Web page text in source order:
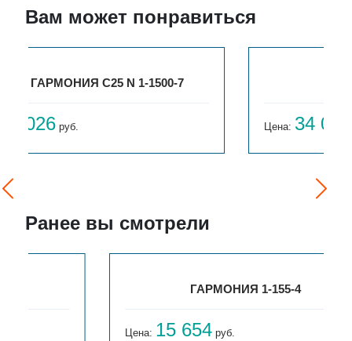
Вам может понравиться
БРИЗ 300Х120Х1500
Цена:
Ранее вы смотрели
ГАРМОНИЯ 1-155-4
15 654руб.